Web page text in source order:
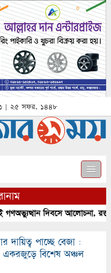
| ২৫ সফর, ১৪৪৮
দিবসে আলোচনা,
দায়িত্ব পাচ্ছে বেজা :
একরজুড়ে বিশেষ অঞ্চল